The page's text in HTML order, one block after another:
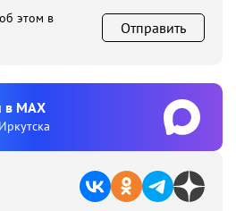
этом в
Отправить
MAX